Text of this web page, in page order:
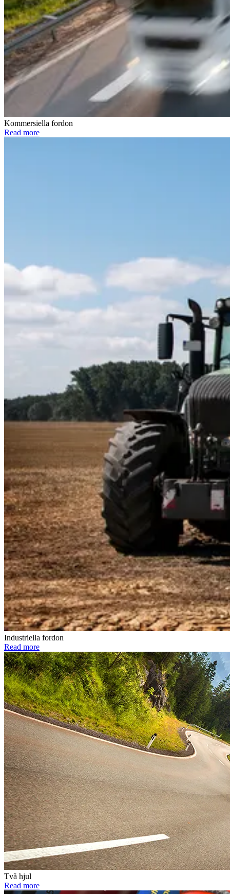
Kommersiella fordon
Read more
Industriella fordon
Read more
Två hjul
Read more